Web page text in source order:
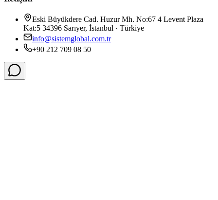
Eski Büyükdere Cad. Huzur Mh. No:67 4 Levent Plaza
Kat:5 34396 Sarıyer, İstanbul · Türkiye
info@sistemglobal.com.tr
+90 212 709 08 50